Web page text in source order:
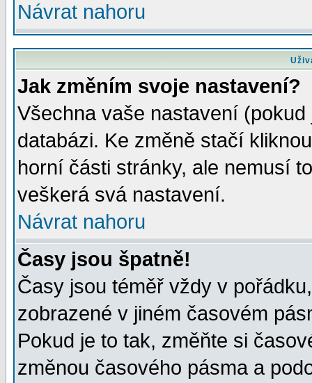
Návrat nahoru
Jak změním svoje nastavení?
Všechna vaše nastavení
databázi. Ke změně stačí
horní části stránky, ale nemusí
veškerá svá nastavení.
Návrat nahoru
Časy jsou špatně!
Časy jsou téměř vždy v
zobrazené v jiném časovém
Pokud je to tak, změňte si
změnou časového pásma a